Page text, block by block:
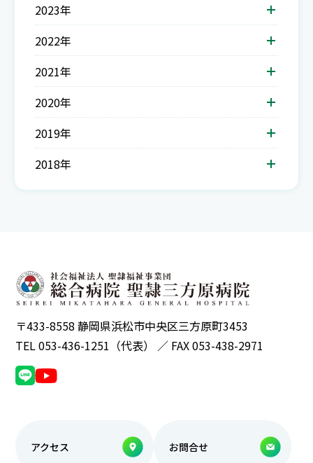
2023年
2022年
2021年
2020年
2019年
2018年
〒433-8558 静岡県浜松市中央区三方原町3453
TEL 053-436-1251（代表） ／ FAX 053-438-2971
アクセス お問合せ